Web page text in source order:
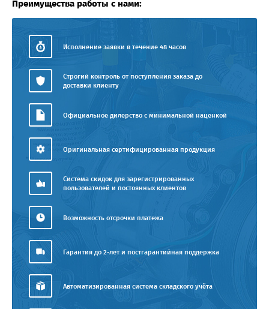
Преимущества работы с нами:
Исполнение заявки в течение 48 часов
Строгий контроль от поступления заказа до
доставки клиенту
Официальное дилерство с минимальной наценкой
Оригинальная сертифицированная продукция
Система скидок для зарегистрированных
пользователей и постоянных клиентов
Возможность отсрочки платежа
Гарантия до 2-лет и постгарантийная поддержка
Автоматизированная система складского учёта